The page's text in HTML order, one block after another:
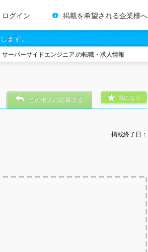
ログイン 掲載を希望される企業様へ
ます。
サーバーサイドエンジニア.の転職・求人情報
掲載終了日：
気になる
この求人に応募する